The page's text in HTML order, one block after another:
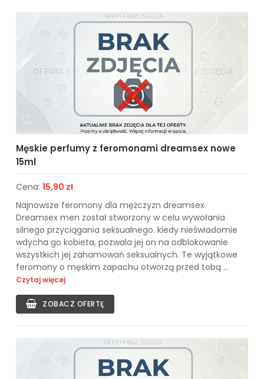
Męskie perfumy z feromonami dreamsex nowe
15ml
Cena: 15,90 zł
Najnowsze feromony dla mężczyzn dreamsex
Dreamsex men został stworzony w celu wywołania
silnego przyciągania seksualnego. kiedy nieświadomie
wdycha go kobieta, pozwala jej on na odblokowanie
wszystkich jej zahamowań seksualnych. Te wyjątkowe
feromony o męskim zapachu otworzą przed tobą ...
Czytaj więcej
ZOBACZ OFERTĘ